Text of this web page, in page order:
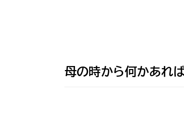
母の時から何かあれ